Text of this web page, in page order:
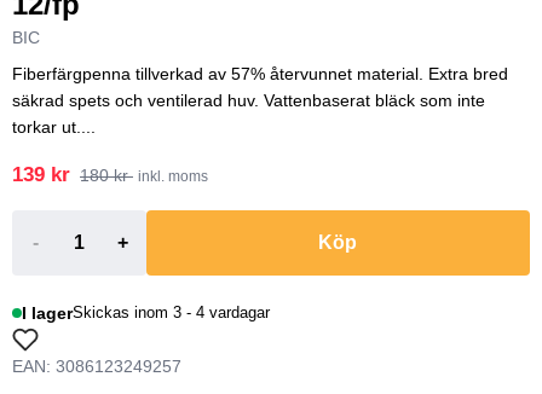
BIC
Fiberfärgpenna tillverkad av 57% återvunnet material. Extra bred
säkrad spets och ventilerad huv. Vattenbaserat bläck som inte
torkar ut....
139 kr 180 kr inkl. moms
- + Köp
I lagerSkickas inom 3 - 4 vardagar
EAN: 3086123249257